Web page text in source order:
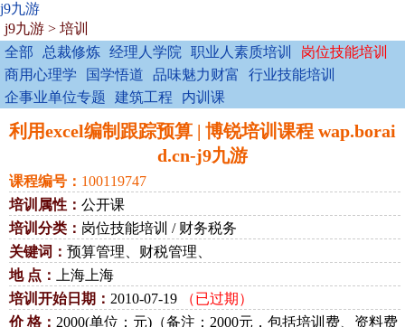
j9九游
j9九游 > 培训
全部
总裁修炼 经理人学院 职业人素质培训
岗位技能培训
商用心理学
国学悟道 品味魅力财富
行业技能培训
企事业单位专题
建筑工程 内训课
利用excel编制跟踪预算 | 博锐培训课程 wap.borai
d.cn-j9九游
课程编号： 100119747
培训属性： 公开课
培训分类： 岗位技能培训 / 财务税务
关键词： 预算管理、财税管理、
地 点：
上海上海
培训开始日期： 2010-07-19
（已过期）
价 格： 2000(单位：元)（备注：2000元，包括培训费、资料费